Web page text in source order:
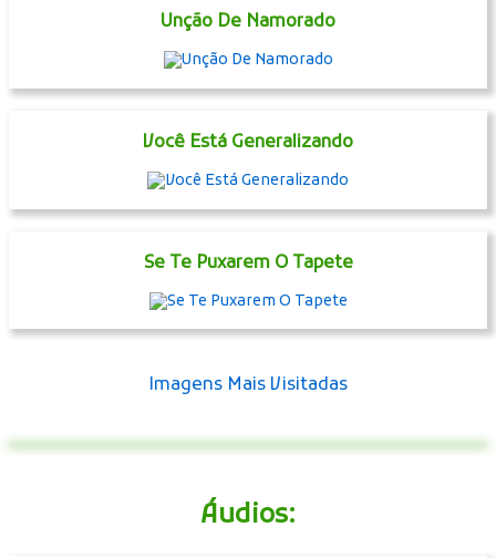
Coleiras: Cada Um Na Sua
Mapa Do Frio Grande Do Sul Atualizado